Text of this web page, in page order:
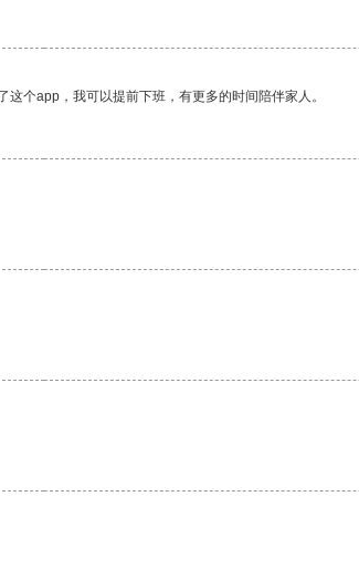
个app，我可以提前下班，有更多的时间陪伴家人。